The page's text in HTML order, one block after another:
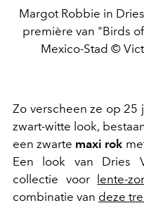
Margot Robbie in
première van "Birds
Mexico-Stad ©
Zo verscheen ze op 25
zwart-witte look,
een zwarte maxi rok
Een look van Dries
collectie voor
lente-
combinatie van deze